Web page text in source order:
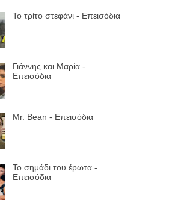
Το τρίτο στεφάνι - Επεισόδια
Γιάννης και Μαρία -
Επεισόδια
Mr. Bean - Επεισόδια
Το σημάδι του έpωτα -
Επεισόδια